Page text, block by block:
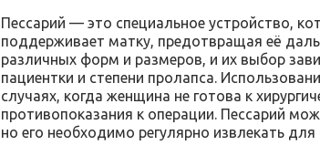
Пессарий — это специальное устройство,
поддерживает матку, предотвращая её
различных форм и размеров, и их выбор
пациентки и степени пролапса.
случаях, когда женщина не готова к
противопоказания к операции. Пессарий
но его необходимо регулярно извлекать